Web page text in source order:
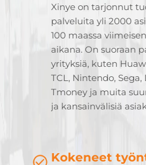
Xinye on tarjonnut
palveluita yli 2000
100 maassa
aikana. On suoraan
yrityksiä, kuten
TCL, Nintendo, Sega,
Tmoney ja muita
ja kansainvälisiä
Kokeneet